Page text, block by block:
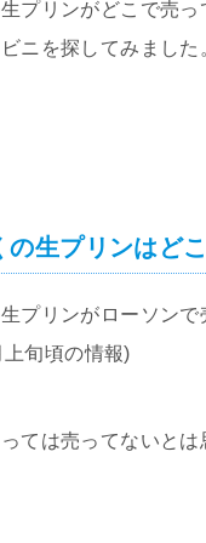
プリンがどこで売
ニを探してみました
の生プリンはど
プリンがローソンで
旬頃の情報)
ては売ってないと